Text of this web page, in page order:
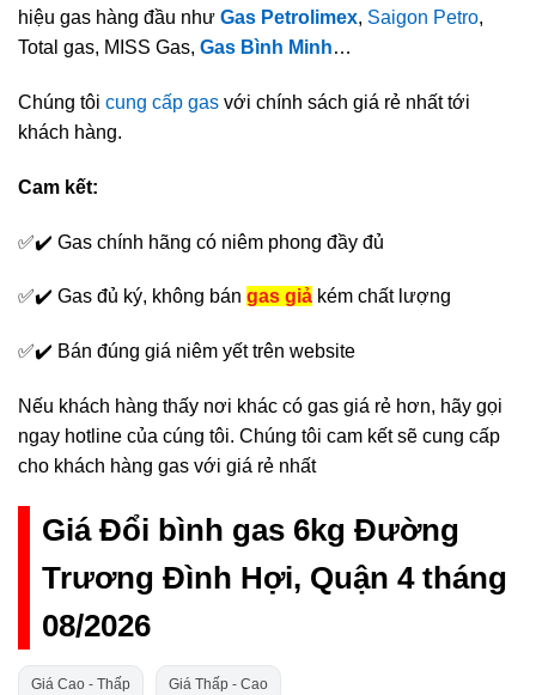
hiệu gas hàng đầu như Gas Petrolimex, Saigon Petro,
Total gas, MISS Gas, Gas Bình Minh…
Chúng tôi cung cấp gas với chính sách giá rẻ nhất tới
khách hàng.
Cam kết:
✅✔️ Gas chính hãng có niêm phong đầy đủ
✅✔️ Gas đủ ký, không bán gas giả kém chất lượng
✅✔️ Bán đúng giá niêm yết trên website
Nếu khách hàng thấy nơi khác có gas giá rẻ hơn, hãy gọi
ngay hotline của cúng tôi. Chúng tôi cam kết sẽ cung cấp
cho khách hàng gas với giá rẻ nhất
Giá Đổi bình gas 6kg Đường
Trương Đình Hợi, Quận 4 tháng
08/2026
Giá Cao - Thấp Giá Thấp - Cao